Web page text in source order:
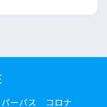
パーパス コロナ